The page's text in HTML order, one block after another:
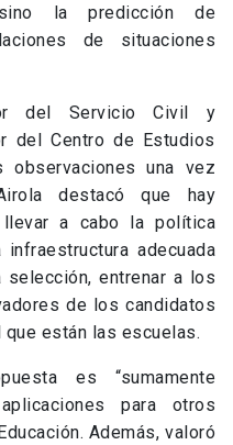
la predicción de
de situaciones
del Servicio Civil y
del Centro de Estudios
observaciones una vez
destacó que hay
llevar a cabo la política
adecuada
entrenar a los
de los candidatos
están las escuelas.
es “sumamente
para otros
Además, valoró